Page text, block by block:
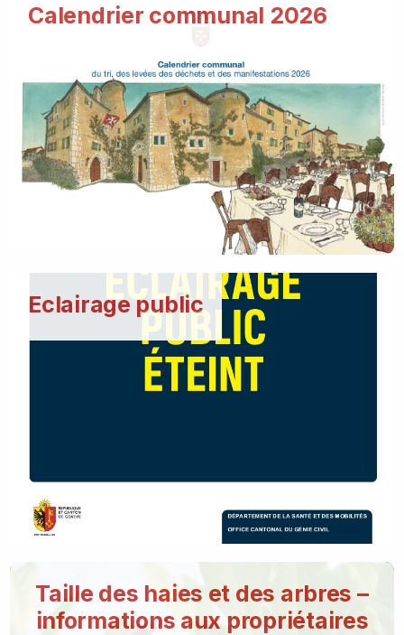
Calendrier communal 2026
Eclairage public
Taille des haies et des arbres –
informations aux propriétaires